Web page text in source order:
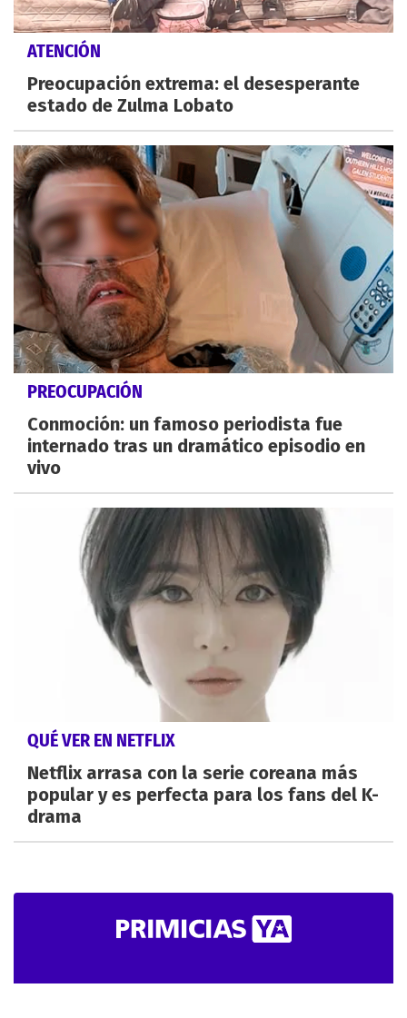
ATENCIÓN
Preocupación extrema: el desesperante
estado de Zulma Lobato
PREOCUPACIÓN
Conmoción: un famoso periodista fue
internado tras un dramático episodio en
vivo
QUÉ VER EN NETFLIX
Netflix arrasa con la serie coreana más
popular y es perfecta para los fans del K-
drama